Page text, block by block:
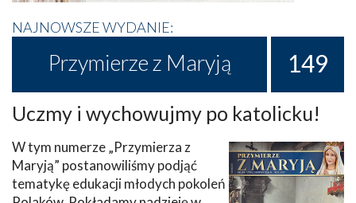
NAJNOWSZE WYDANIE:
Przymierze z Maryją 149
Uczmy i wychowujmy po katolicku!
W tym numerze „Przymierza z
Maryją” postanowiliśmy podjąć
tematykę edukacji młodych pokoleń